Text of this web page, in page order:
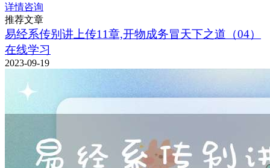
详情咨询
推荐文章
易经系传别讲上传11章,开物成务冒天下之道（04）
在线学习
2023-09-19